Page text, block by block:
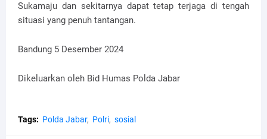
Sukamaju dan sekitarnya dapat tetap terjaga di tengah
situasi yang penuh tantangan.
Bandung 5 Desember 2024
Dikeluarkan oleh Bid Humas Polda Jabar
Tags: Polda Jabar Polri sosial